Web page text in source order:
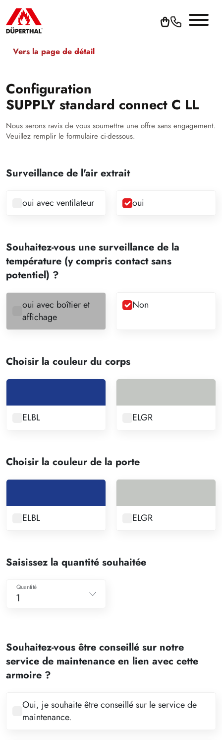
Vers la page de détail
Configuration
SUPPLY standard connect C LL
Nous serons ravis de vous soumettre une offre sans engagement.
Veuillez remplir le formulaire ci-dessous.
Surveillance de l'air extrait
oui avec ventilateur oui
Souhaitez-vous une surveillance de la
température (y compris contact sans
potentiel) ?
oui avec boîtier et
affichage
Non
Choisir la couleur du corps
ELBL ELGR
Choisir la couleur de la porte
ELBL ELGR
Saisissez la quantité souhaitée
1
3
4
6
7
Quantité
Souhaitez-vous être conseillé sur notre
service de maintenance en lien avec cette
armoire ?
Oui, je souhaite être conseillé sur le service de
maintenance.